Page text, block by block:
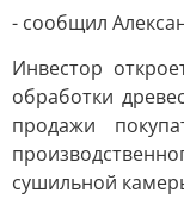
- сообщил
Инвестор
обработки
продажи
сушильной